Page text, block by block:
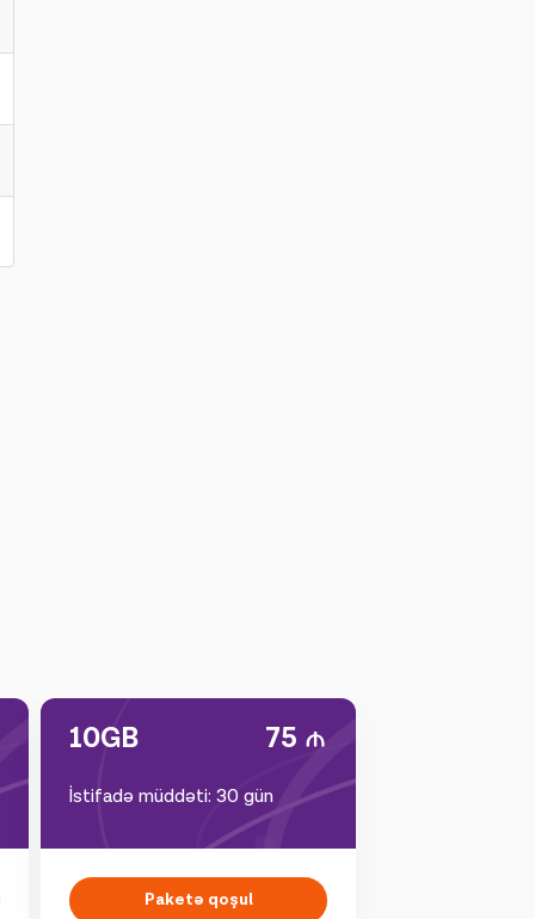
10GB 75
İstifadə müddəti: 30 gün
Paketə qoşul